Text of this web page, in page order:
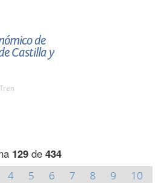
de
Castilla y
129de 434
4 5 6 7 8 9
10